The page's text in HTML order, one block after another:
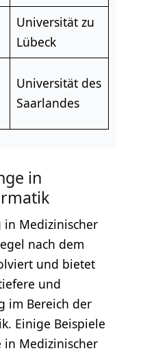
Universität zu
Lübeck
Universität des
Saarlandes
in
in Medizinischer
nach dem
und bietet
und
im Bereich der
Einige Beispiele
Medizinischer